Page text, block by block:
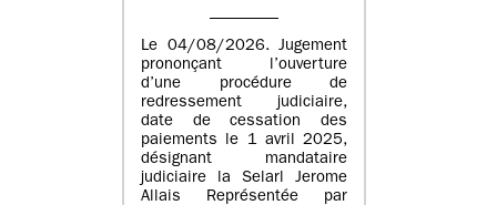
Le 04/08/2026. Jugement
prononçant l’ouverture
d’une procédure de
redressement judiciaire,
date de cessation des
paiements le 1 avril 2025,
désignant mandataire
judiciaire la Selarl Jerome
Allais Représentée par